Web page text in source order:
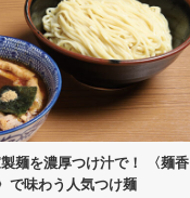
麺を濃厚つけ汁で！
〈麺香
で味わう人気つけ麺